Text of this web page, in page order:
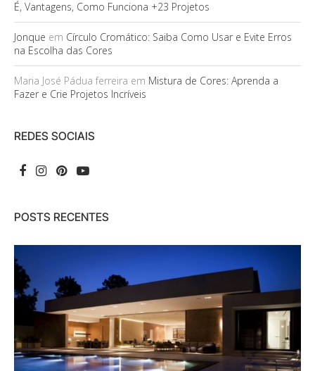
É, Vantagens, Como Funciona +23 Projetos
Jonque em Círculo Cromático: Saiba Como Usar e Evite Erros
na Escolha das Cores
Maria José Pádua ferreira em Mistura de Cores: Aprenda a
Fazer e Crie Projetos Incríveis
REDES SOCIAIS
POSTS RECENTES